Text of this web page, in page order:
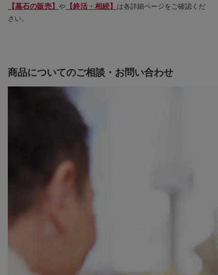
【墓石の販売】 や 【終活・相続】 は各詳細ページをご確認くだ
さい。
商品についてのご相談・お問い合わせ